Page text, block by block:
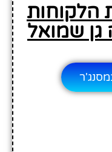
הלקוחות
שמואל